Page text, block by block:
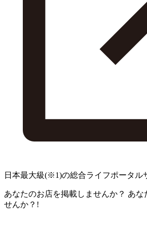
日本最大級(※1)の総合ライフポータル
あなたのお店を掲載しませんか？ あな
せんか？!